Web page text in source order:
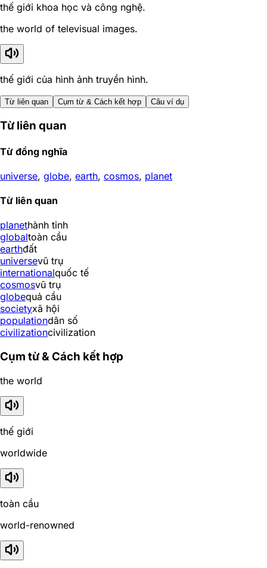
thế giới khoa học và công nghệ.
the world of televisual images.
thế giới của hình ảnh truyền hình.
Từ liên quan Cụm từ & Cách kết hợp Câu ví dụ
Từ liên quan
Từ đồng nghĩa
universe, globe, earth, cosmos, planet
Từ liên quan
planethành tinh
globaltoàn cầu
earthđất
universevũ trụ
internationalquốc tế
cosmosvũ trụ
globequả cầu
societyxã hội
populationdân số
civilizationcivilization
Cụm từ & Cách kết hợp
the world
thế giới
worldwide
toàn cầu
world-renowned